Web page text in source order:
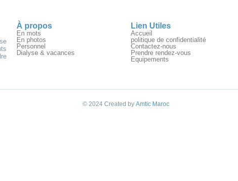
À propos
En mots
En photos
Personnel
Dialyse & vacances
Lien Utiles
Accueil
politique de confidentialité
Contactez-nous
Prendre rendez-vous
Equipements
© 2024 Created by Amtic Maroc